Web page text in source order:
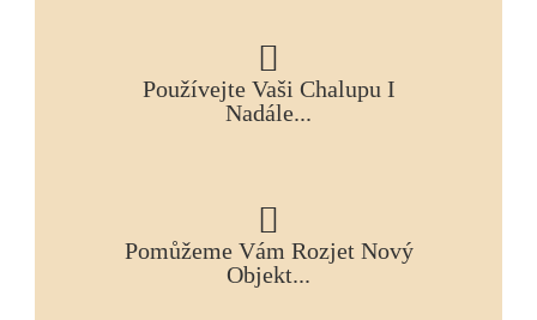
Používejte Vaši Chalupu I
Nadále...
Pomůžeme Vám Rozjet Nový
Objekt...